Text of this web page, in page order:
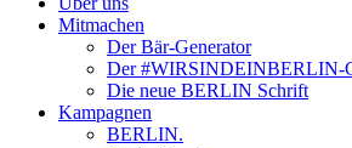
Mitmachen
Der Bär-Generator
Der #WIRSINDEINBERLIN-
Die neue BERLIN Schrift
Kampagnen
BERLIN.